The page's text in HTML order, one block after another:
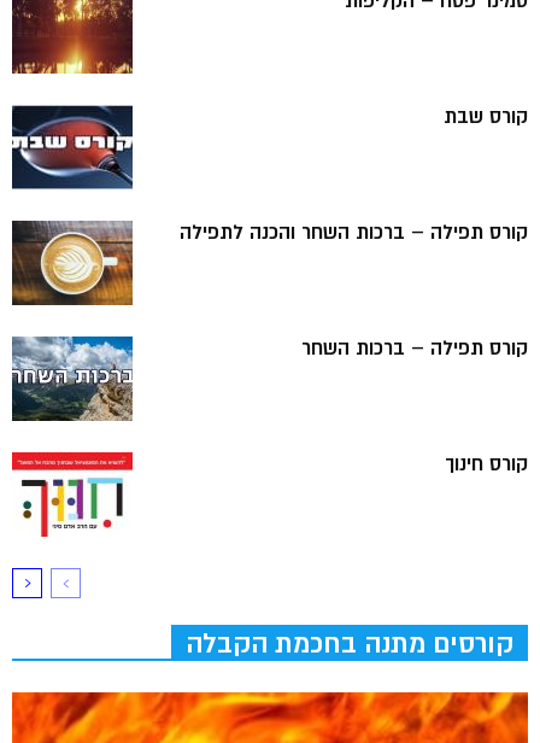
קורס שבת
קורס תפילה – ברכות השחר והכנה לתפילה
קורס תפילה – ברכות השחר
קורס חינוך
קורסים מתנה בחכמת הקבלה